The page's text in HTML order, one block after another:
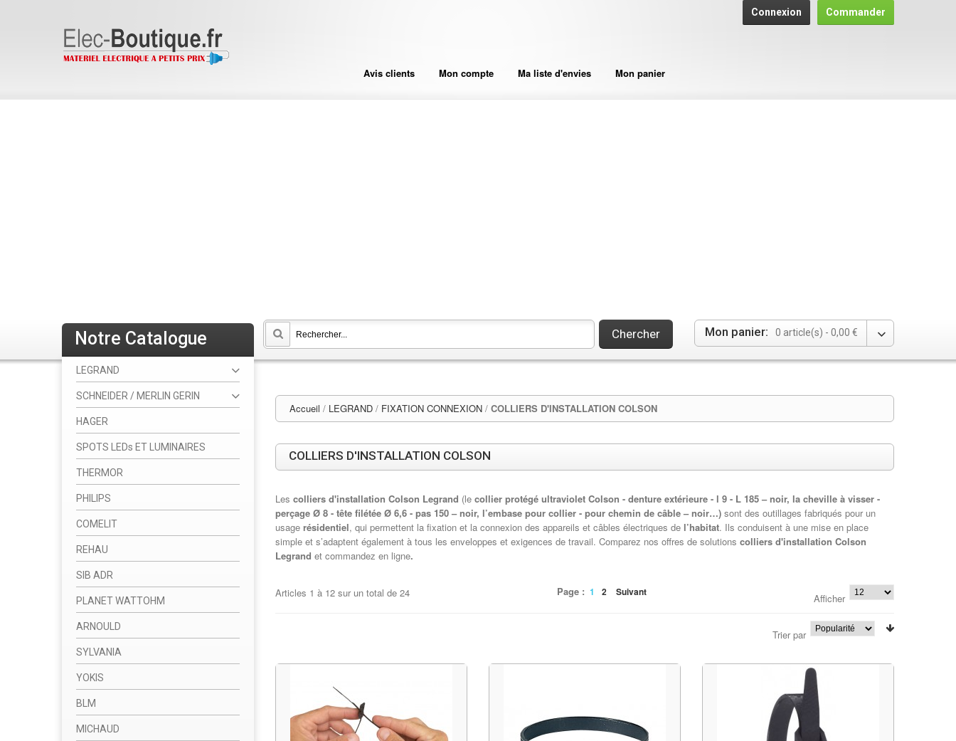
Connexion Commander
Avis clients Mon compte Ma liste d'envies Mon panier
Mon panier: 0 article(s) - 0,00 €
Chercher
Accueil / LEGRAND / FIXATION CONNEXION / COLLIERS D'INSTALLATION COLSON
COLLIERS D'INSTALLATION COLSON
Les colliers d'installation Colson Legrand (le collier protégé ultraviolet Colson - denture extérieure - l 9 - L 185 – noir, la cheville à visser -
perçage Ø 8 - tête filétée Ø 6,6 - pas 150 – noir, l’embase pour collier - pour chemin de câble – noir…) sont des outillages fabriqués pour un
usage résidentiel, qui permettent la fixation et la connexion des appareils et câbles électriques de l’habitat. Ils conduisent à une mise en place
simple et s’adaptent également à tous les enveloppes et exigences de travail. Comparez nos offres de solutions colliers d'installation Colson
Legrand et commandez en ligne.
Articles 1 à 12 sur un total de 24 Afficher
Page : 1 2 Suivant
Trier par
Notre Catalogue
LEGRAND
SCHNEIDER / MERLIN GERIN
HAGER
SPOTS LEDs ET LUMINAIRES
THERMOR
PHILIPS
COMELIT
REHAU
SIB ADR
PLANET WATTOHM
ARNOULD
SYLVANIA
YOKIS
BLM
MICHAUD